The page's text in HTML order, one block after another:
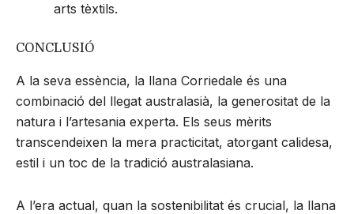
arts tèxtils.
CONCLUSIÓ
A la seva essència, la llana Corriedale és una
combinació del llegat australasià, la generositat de la
natura i l’artesania experta. Els seus mèrits
transcendeixen la mera practicitat, atorgant calidesa,
estil i un toc de la tradició australasiana.
A l’era actual, quan la sostenibilitat és crucial, la llana